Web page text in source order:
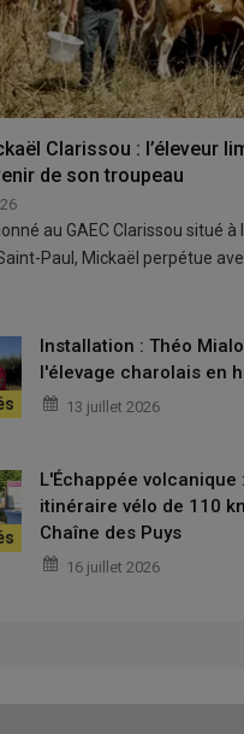
Clarissou : l’éleveur
de son troupeau
au GAEC Clarissou situé à
Paul, Mickaël perpétue
Installation : Théo
l'élevage charolais en
13 juillet 2026
L'Échappée volcanique
itinéraire vélo de 110
Chaîne des Puys
16 juillet 2026